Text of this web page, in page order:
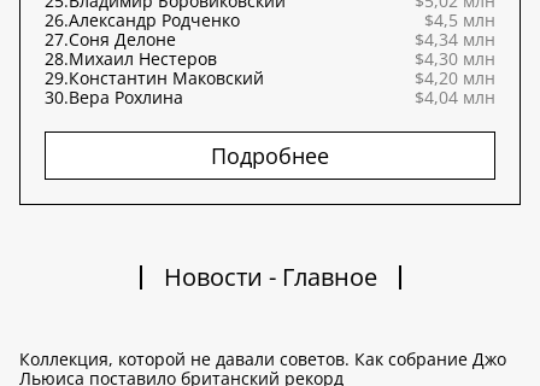
26.Александр Родченко
$4,5 млн
27.Соня Делоне
$4,34 млн
28.Михаил Нестеров
$4,30 млн
29.Константин Маковский
$4,20 млн
30.Вера Рохлина $4,04 млн
Подробнее
Новости - Главное
Коллекция, которой не давали советов. Как собрание Джо
Льюиса поставило британский рекорд